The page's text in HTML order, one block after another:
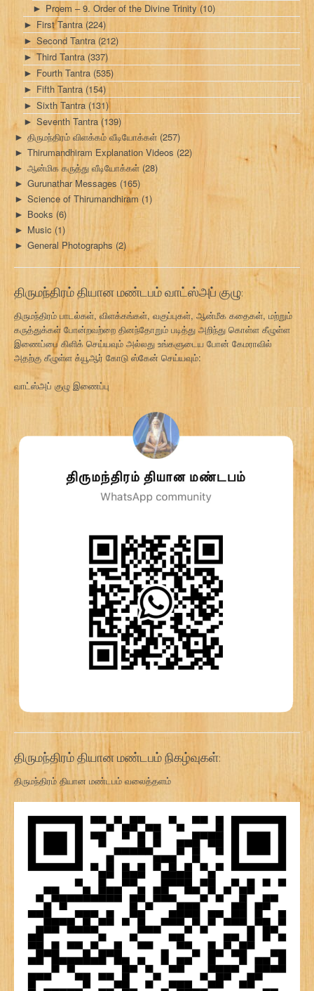
► Proem – 9. Order of the Divine Trinity (10)
► First Tantra (224)
► Second Tantra (212)
► Third Tantra (337)
► Fourth Tantra (535)
► Fifth Tantra (154)
► Sixth Tantra (131)
► Seventh Tantra (139)
► திருமந்திரம் விளக்கம் வீடியோக்கள் (257)
► Thirumandhiram Explanation Videos (22)
► ஆன்மிக கருத்து வீடியோக்கள் (28)
► Gurunathar Messages (165)
► Science of Thirumandhiram (1)
► Books (6)
► Music (1)
► General Photographs (2)
திருமந்திரம் தியான மண்டபம் வாட்ஸ்அப் குழு:
திருமந்திரம் பாடல்கள், விளக்கங்கள், வகுப்புகள், ஆன்மீக கதைகள், மற்றும்
கருத்துக்கள் போன்றவற்றை தினந்தோறும் படித்து அறிந்து கொள்ள கீழுள்ள
இணைப்பை கிளிக் செய்யவும் அல்லது உங்களுடைய போன் கேமராவில்
அதற்கு கீழுள்ள க்யூஆர் கோடு ஸ்கேன் செய்யவும்:
வாட்ஸ்அப் குழு இணைப்பு
திருமந்திரம் தியான மண்டபம் நிகழ்வுகள்:
திருமந்திரம் தியான மண்டபம் வலைத்தளம்